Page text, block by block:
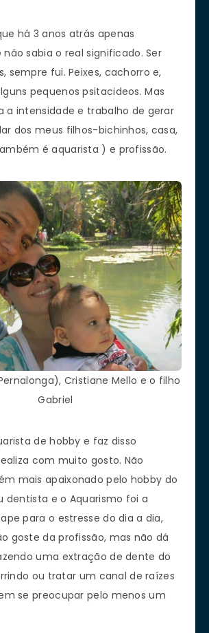
há 3 anos atrás apenas
sabia o real significado. Ser
sempre fui. Peixes, cachorro e,
pequenos psitacideos. Mas
a intensidade e trabalho de gerar
dos meus filhos-bichinhos, casa,
é aquarista ) e profissão.
Cristiane Mello e o filho
Gabriel
de hobby e faz disso
com muito gosto. Não
mais apaixonado pelo hobby do
dentista e o Aquarismo foi a
para o estresse do dia a dia,
goste da profissão, mas não dá
uma extração de dente do
ou tratar um canal de raízes
se preocupar pelo menos um